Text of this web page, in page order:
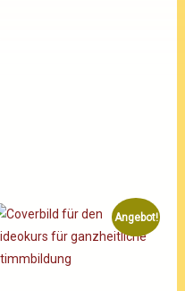
Angebot!